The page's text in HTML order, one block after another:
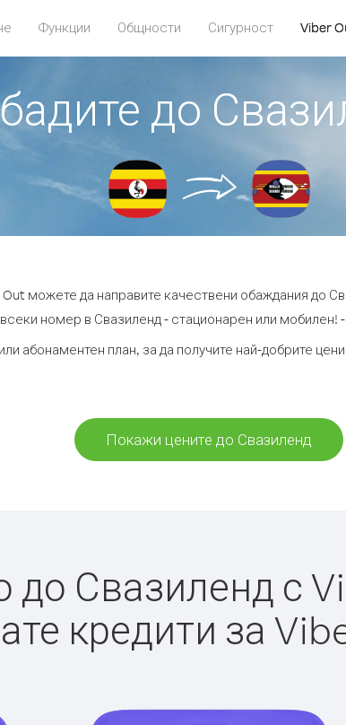
Функции Общности Сигурност Viber
до
можете да направите качествени обаждания до
номер в Свазиленд - стационарен или мобилен! -
абонаментен план, за да получите най-добрите
Покажи цените до Свазиленд
до Свазиленд с
кредити за